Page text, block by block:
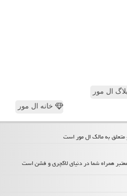
بلاگ ال مور
خانه ال مور
همراه شما در دنیای لاکچری و فشن است